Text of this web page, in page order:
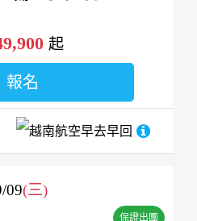
越南航空早去早回
起
報名
保證出團
09(三)